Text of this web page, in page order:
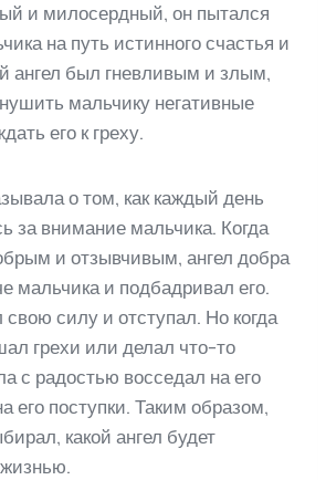
и милосердный, он пытался
на путь истинного счастья и
ангел был гневливым и злым,
мальчику негативные
его к греху.
о том, как каждый день
за внимание мальчика. Когда
и отзывчивым, ангел добра
мальчика и подбадривал его.
свою силу и отступал. Но когда
грехи или делал что-то
с радостью восседал на его
его поступки. Таким образом,
какой ангел будет
жизнью.